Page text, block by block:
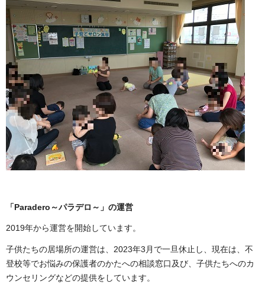
「Paradero～パラデロ～」の運営
2019年から運営を開始しています。
子供たちの居場所の運営は、2023年3月で一旦休止し、現在は、不
登校等でお悩みの保護者のかたへの相談窓口及び、子供たちへのカ
ウンセリングなどの提供をしています。